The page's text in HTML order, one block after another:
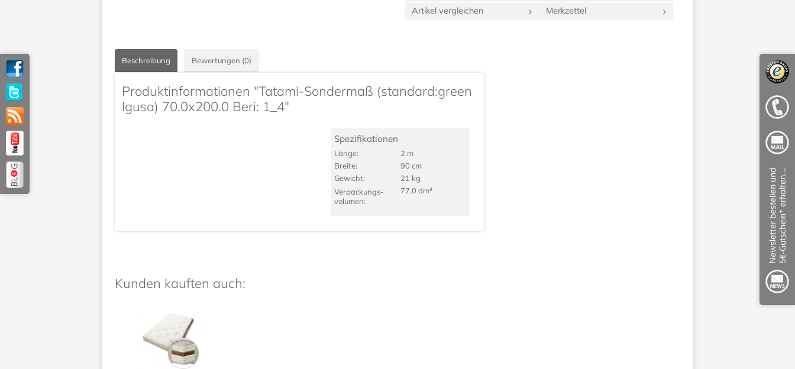
Artikel vergleichen
Merkzettel
Beschreibung Bewertungen (0)
Produktinformationen "Tatami-Sondermaß (standard:green
Igusa) 70.0x200.0 Beri: 1_4"
Spezifikationen
Länge:
2 m
Breite:
90 cm
Gewicht:
21 kg
Verpackungs­
volumen:
77,0 dm³
Kunden kauften auch: